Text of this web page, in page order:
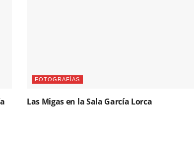
FOTOGRAFÍAS
Las Migas en la Sala García Lorca